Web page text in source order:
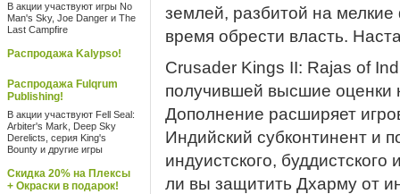
В акции участвуют игры No
Man's Sky, Joe Danger и The
Last Campfire
Распродажа Kalypso!
Распродажа Fulqrum
Publishing!
В акции участвуют Fell Seal:
Arbiter's Mark, Deep Sky
Derelicts, серия King's
Bounty и другие игры
Скидка 20% на Плексы
+ Окраски в подарок!
землей, разбитой на
время обрести власть.
Crusader Kings II: Rajas of
получившей высшие оценки
Дополнение расширяет
Индийский субконтинент и
индуистского,
ли вы защитить Дхарму от